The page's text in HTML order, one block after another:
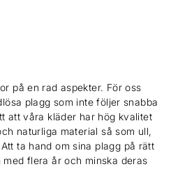
på en rad aspekter. För oss
plagg som inte följer snabba
att våra kläder har hög kvalitet
naturliga material så som ull,
ta hand om sina plagg på rätt
flera år och minska deras